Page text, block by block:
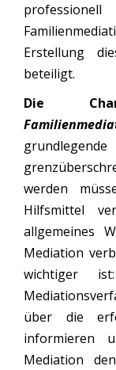
Erstellung
beteiligt.
Die
werden
Hilfsmittel
allgemeines
Mediation
wichtiger
über die
informieren
Mediation